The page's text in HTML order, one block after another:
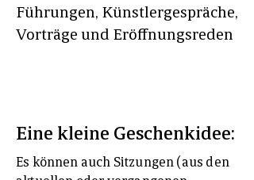
Führungen, Künstlergespräche,
Vorträge und Eröffnungsreden
Eine kleine Geschenkidee:
Es können auch Sitzungen (aus den